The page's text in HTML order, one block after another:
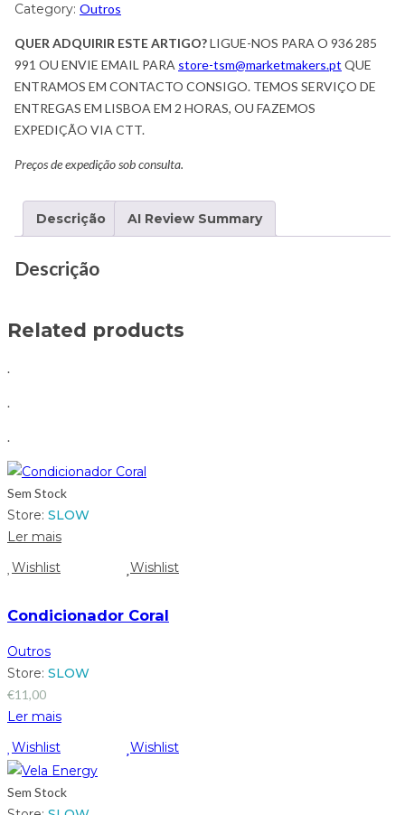
Category: Outros
QUER ADQUIRIR ESTE ARTIGO?LIGUE-NOS PARA O 936 285
991 OU ENVIE EMAIL PARA store-tsm@marketmakers.pt QUE
ENTRAMOS EM CONTACTO CONSIGO. TEMOS SERVIÇO DE
ENTREGAS EM LISBOA EM 2 HORAS, OU FAZEMOS
EXPEDIÇÃO VIA CTT.
Preços de expedição sob consulta.
Descrição AI Review Summary
Descrição
Related products
.
.
.
Sem Stock
Store: SLOW
Ler mais
Wishlist
Wishlist
Condicionador Coral
Outros
Store: SLOW
€11,00
Ler mais
Wishlist
Wishlist
Sem Stock